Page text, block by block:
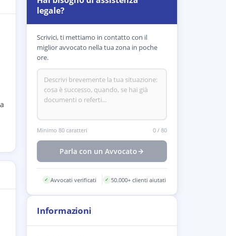
legale?
Scrivici, ti mettiamo in contatto con il
miglior avvocato nella tua zona in poche
ore.
Minimo 80 caratteri 0 / 80
Parla con un Avvocato
✓ Avvocati verificati ✓ 50.000+ clienti aiutati
Informazioni